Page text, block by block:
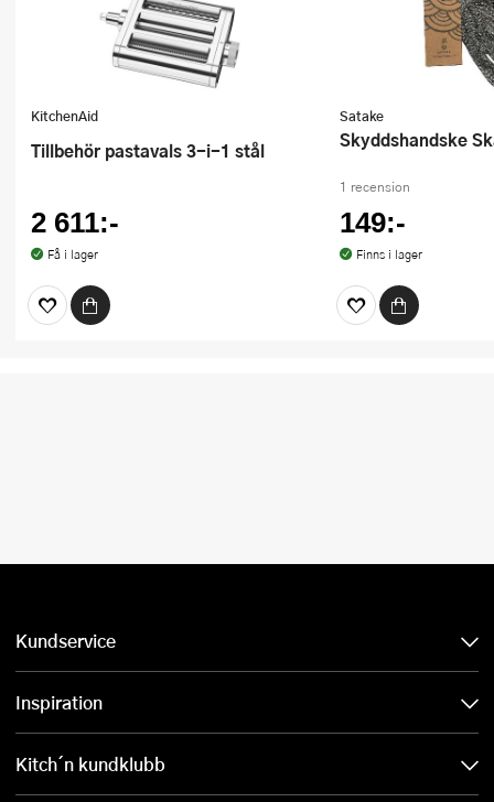
KitchenAid
tillbehör pastavals 3-i-1 stål
2 611:-
Få i lager
Satake
Skyddshandske
1 recension
149:-
Finns i lager
Kundservice
Inspiration
Kitch´n kundklubb